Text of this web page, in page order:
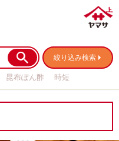
絞り込み検索
昆布ぽん酢
時短